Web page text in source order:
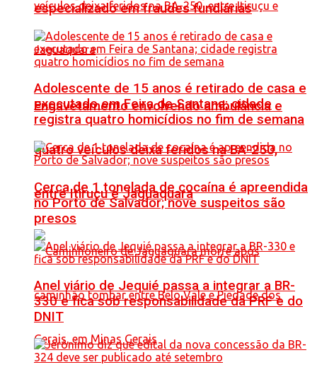
Engavetamento envolvendo ambulância e
quatro veículos deixa feridos na BA-250,
entre Itiruçu e Jaguaquara
especializado em fraudes fundiárias
Adolescente de 15 anos é retirado de casa e
executado em Feira de Santana; cidade
registra quatro homicídios no fim de semana
Cerca de 1 tonelada de cocaína é apreendida
no Porto de Salvador; nove suspeitos são
presos
Anel viário de Jequié passa a integrar a BR-
330 e fica sob responsabilidade da PRF e do
DNIT